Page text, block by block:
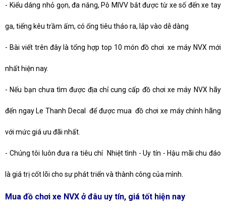
- Kiểu dáng nhỏ gọn, đa năng, Pô MIVV bắt được từ xe số đến xe tay
ga, tiếng kêu trầm ấm, có ống tiêu tháo ra, lắp vào dễ dàng
- Bài viết trên đây là tổng hợp top 10 món đồ chơi xe máy NVX mới
nhất hiện nay.
- Nếu bạn chưa tìm được địa chỉ cung cấp đồ chơi xe máy NVX hãy
đến ngay Le Thanh Decal để được mua đồ chơi xe máy chính hãng
với mức giá ưu đãi nhất.
- Chúng tôi luôn đưa ra tiêu chí Nhiệt tình - Uy tín - Hậu mãi chu đáo
là giá trị cốt lõi cho sự phát triển và thành công của mình.
Mua đồ chơi xe NVX ở đâu uy tín, giá tốt hiện nay